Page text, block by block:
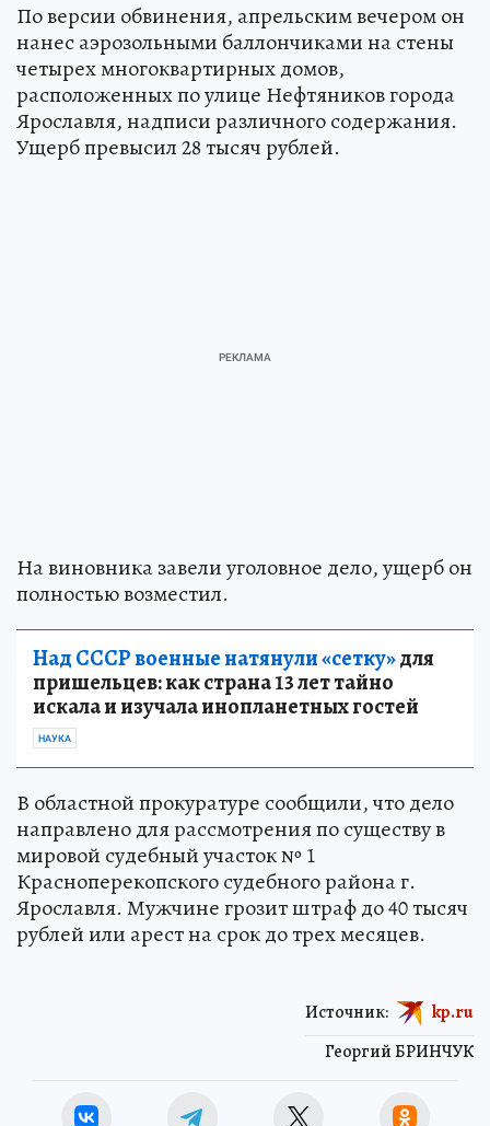
По версии обвинения, апрельским вечером он
нанес аэрозольными баллончиками на стены
четырех многоквартирных домов,
расположенных по улице Нефтяников города
Ярославля, надписи различного содержания.
Ущерб превысил 28 тысяч рублей.
На виновника завели уголовное дело, ущерб он
полностью возместил.
Над СССР военные натянули «сетку»для
пришельцев: как страна 13 лет тайно
искала и изучала инопланетных гостей
НАУКА
В областной прокуратуре сообщили, что дело
направлено для рассмотрения по существу в
мировой судебный участок № 1
Красноперекопского судебного района г.
Ярославля. Мужчине грозит штраф до 40 тысяч
рублей или арест на срок до трех месяцев.
Георгий БРИНЧУК
Источник: kp.ru